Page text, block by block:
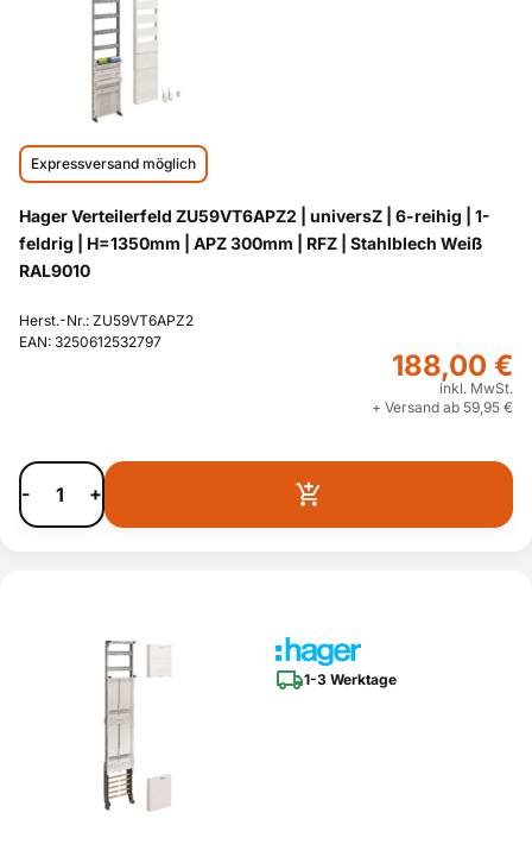
Expressversand möglich
Hager Verteilerfeld ZU59VT6APZ2 | universZ | 6-reihig | 1-
feldrig | H=1350mm | APZ 300mm | RFZ | Stahlblech Weiß
RAL9010
Herst.-Nr.: ZU59VT6APZ2
EAN: 3250612532797
188,00 €
inkl. MwSt.
+ Versand ab 59,95 €
- +
1-3 Werktage